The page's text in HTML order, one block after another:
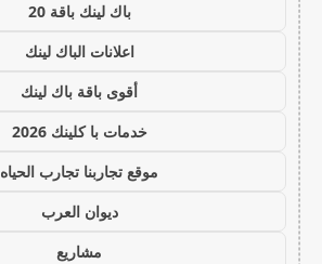
باك لينك باقة 20
اعلانات الباك لينك
أقوى باقة باك لينك
خدمات با كلينك 2026
موقع تجاربنا تجارب الحياه
ديوان العرب
مشاريع